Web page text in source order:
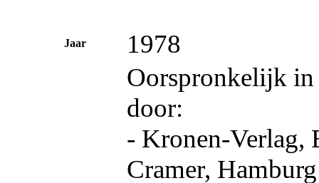
Jaar 1978
Oorspronkelijk
door:
- Kronen-Verlag,
Cramer, Hamburg